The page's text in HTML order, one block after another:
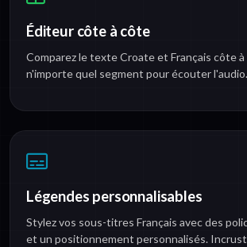
Éditeur côte à côte
Comparez le texte Croate et Français côte
n'importe quel segment pour écouter l'audio.
Légendes personnalisables
Stylez vos sous-titres Français avec des
et un positionnement personnalisés.